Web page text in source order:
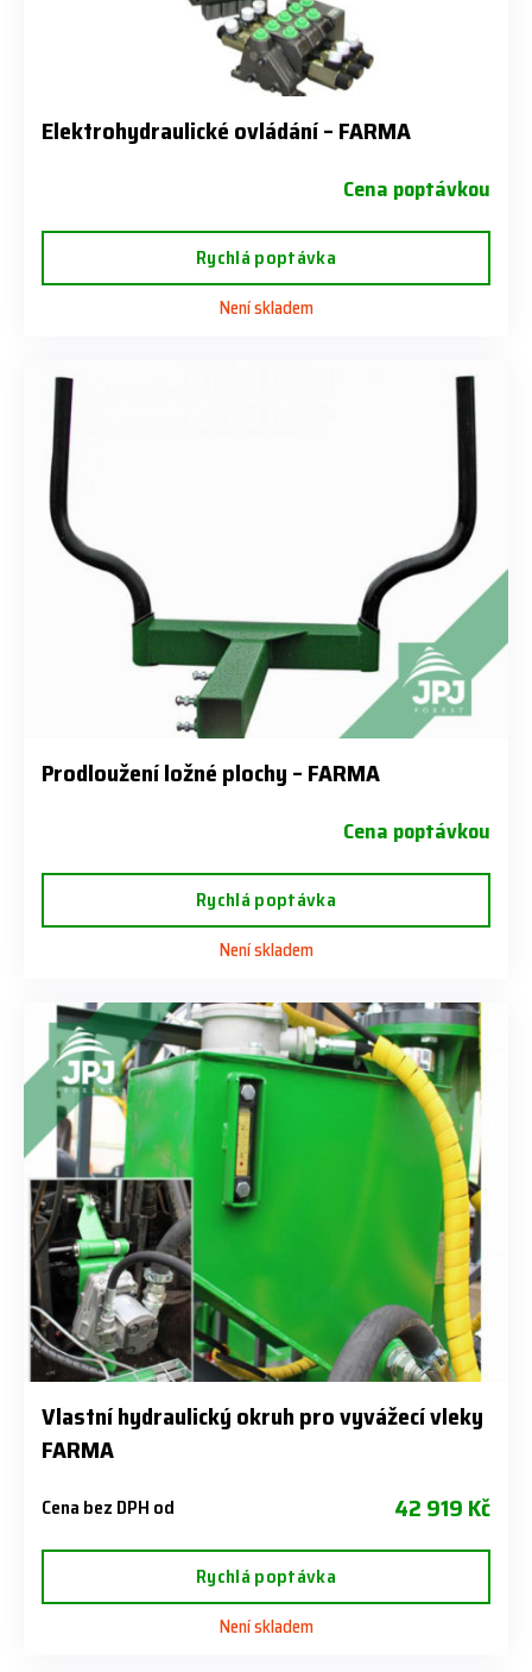
Elektrohydraulické ovládání – FARMA
Cena poptávkou
Rychlá poptávka
Není skladem
Prodloužení ložné plochy – FARMA
Cena poptávkou
Rychlá poptávka
Není skladem
Vlastní hydraulický okruh pro vyvážecí vleky
FARMA
Cena bez DPH od 42 919 Kč
Rychlá poptávka
Není skladem